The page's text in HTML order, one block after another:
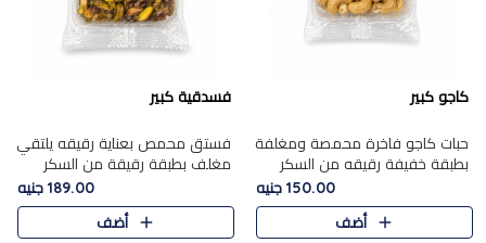
كاجو كبير
حبات كاجو فاخرة محمصة ومغلفة
بطبقة خفيفة رقيقه من السكر
المكرمل، تجمع بين توازن النعومة
زبدية غنية فاخرة والقرمشة
المرضية في حلوى شرقية بطاب..
150.00 جنيه
أضف
فسدقية كبير
فستق محمص بعناية رقيقه يلتقي
مغلف بطبقة رقيقة من السكر
المكرمل، ليقدم مذاقًا فاخرًا حلوي
شرقية فاخرة ونكهة غنية ناتي تميز
كل قطعة و قوام هش
189.00 جنيه
أضف